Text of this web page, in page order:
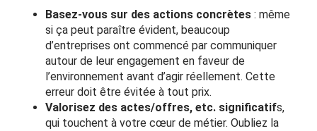
Basez-vous sur des actions concrètes : même
si ça peut paraître évident, beaucoup
d’entreprises ont commencé par communiquer
autour de leur engagement en faveur de
l’environnement avant d’agir réellement. Cette
erreur doit être évitée à tout prix.
Valorisez des actes/offres, etc. significatifs,
qui touchent à votre cœur de métier. Oubliez la